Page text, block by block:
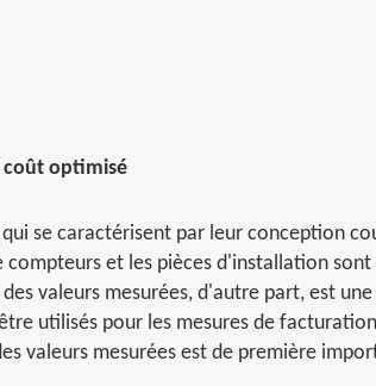
coût optimisé
se caractérisent par leur conception
et les pièces d'installation
valeurs mesurées, d'autre part, est
utilisés pour les mesures de
valeurs mesurées est de première